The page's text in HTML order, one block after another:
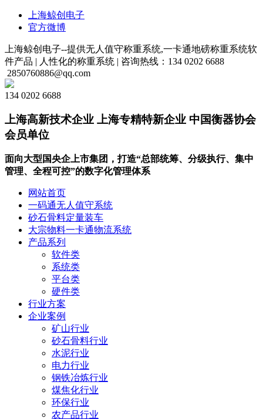
上海鲸创电子
官方微博
上海鲸创电子--提供无人值守称重系统,一卡通地磅称重系统软
件产品 | 人性化的称重系统 | 咨询热线：134 0202 6688
2850760886@qq.com
134 0202 6688
上海高新技术企业 上海专精特新企业 中国衡器协会
会员单位
面向大型国央企上市集团，打造“总部统筹、分级执行、集中
管理、全程可控”的数字化管理体系
网站首页
一码通无人值守系统
砂石骨料定量装车
大宗物料一卡通物流系统
产品系列
软件类
系统类
平台类
硬件类
行业方案
企业案例
矿山行业
砂石骨料行业
水泥行业
电力行业
钢铁冶炼行业
煤焦化行业
环保行业
农产品行业